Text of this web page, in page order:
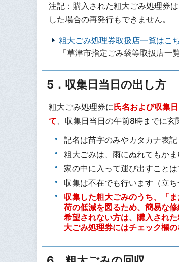
注記：購入された粗大ごみ処理券は
した場合の再発行もできません。
粗大ごみ処理券取扱店一覧はこ
「草津市指定ごみ袋等取扱店一
5．収集日当日の出し方
粗大ごみ処理券に氏名および収集
て、収集日当日の午前8時までに玄
記名は苗字のみやカタカナ表記
粗大ごみは、雨にぬれてもかま
家の中に入って運び出すこと
収集は不在でも行います（立ち
収集した粗大ごみのうち、「
荷の低減を図るため、簡易な
希望されない方は、購入され
大ごみ処理券にはチェック欄